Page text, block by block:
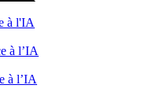
à l'IA
à l’IA
à l’IA